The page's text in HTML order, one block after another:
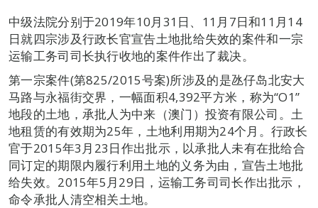
中级法院分别于2019年10月31日、11月7日和11月14
日就四宗涉及行政长官宣告土地批给失效的案件和一宗
运输工务司司长执行收地的案件作出了裁决。
第一宗案件(第825/2015号案)所涉及的是氹仔岛北安大
马路与永福街交界，一幅面积4,392平方米，称为“O1”
地段的土地，承批人为中来（澳门）投资有限公司。土
地租赁的有效期为25年，土地利用期为24个月。行政长
官于2015年3月23日作出批示，以承批人未有在批给合
同订定的期限内履行利用土地的义务为由，宣告土地批
给失效。2015年5月29日，运输工务司司长作出批示，
命令承批人清空相关土地。